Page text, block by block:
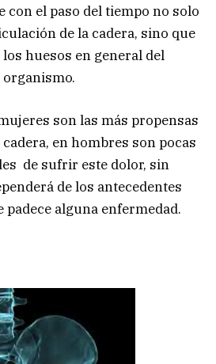
con el paso del tiempo no solo
de la cadera, sino que
huesos en general del
organismo.
son las más propensas
en hombres son pocas
de sufrir este dolor, sin
de los antecedentes
padece alguna enfermedad.